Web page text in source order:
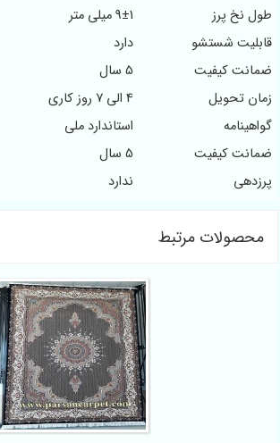
طول نخ پرز
9±1 میلی متر
قابلیت شستشو
دارد
ضمانت کیفیت
5 سال
زمان تحویل
4 الی 7 روز کاری
گواهینامه
استاندارد ملی
ضمانت کیفیت
5 سال
پرزدهی
ندارد
محصولات مرتبط